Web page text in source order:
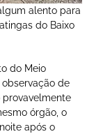
alento para
do Baixo
do Meio
de
provavelmente
órgão, o
após o